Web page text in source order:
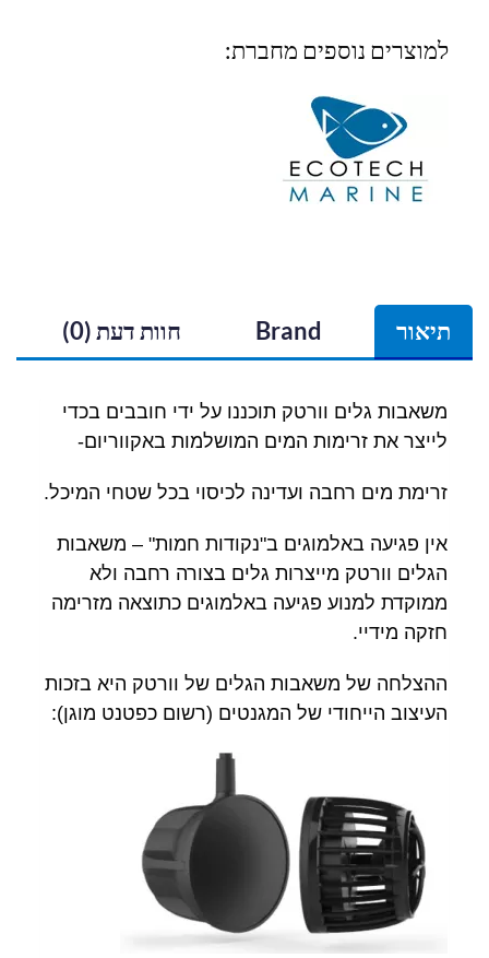
למוצרים נוספים מחברת:
תיאור Brand חוות דעת (0)
משאבות גלים וורטק תוכננו על ידי חובבים בכדי
לייצר את זרימות המים המושלמות באקווריום-
זרימת מים רחבה ועדינה לכיסוי בכל שטחי המיכל.
אין פגיעה באלמוגים ב"נקודות חמות" – משאבות
הגלים וורטק מייצרות גלים בצורה רחבה ולא
ממוקדת למנוע פגיעה באלמוגים כתוצאה מזרימה
חזקה מידיי.
ההצלחה של משאבות הגלים של וורטק היא בזכות
העיצוב הייחודי של המגנטים (רשום כפטנט מוגן):